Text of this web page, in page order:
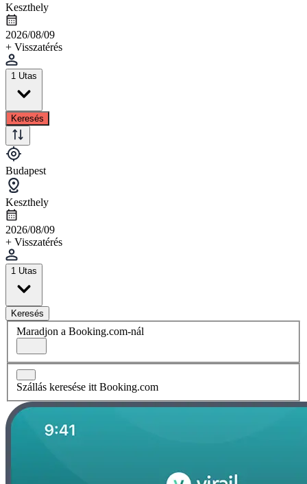
Keszthely
2026/08/09
+ Visszatérés
1 Utas
Keresés
Budapest
Keszthely
2026/08/09
+ Visszatérés
1 Utas
Keresés
Maradjon a Booking.com-nál
Szállás keresése itt Booking.com